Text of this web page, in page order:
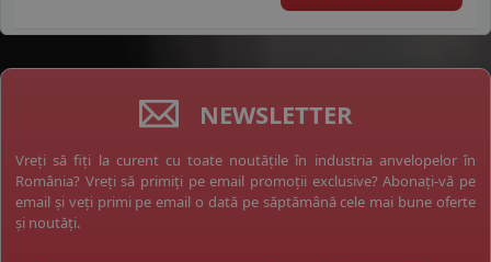
NEWSLETTER
Vreți să fiți la curent cu toate noutățile în industria anvelopelor în
România? Vreți să primiți pe email promoții exclusive? Abonați-vă pe
email și veți primi pe email o dată pe săptămână cele mai bune oferte
și noutăți.